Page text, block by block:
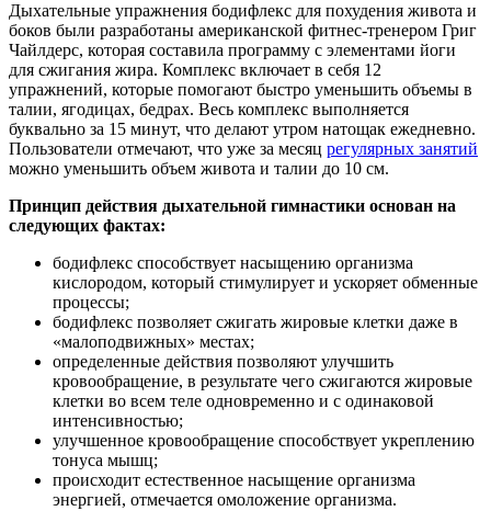
Дыхательные упражнения бодифлекс для похудения живота и
боков были разработаны американской фитнес-тренером Григ
Чайлдерс, которая составила программу с элементами йоги
для сжигания жира. Комплекс включает в себя 12
упражнений, которые помогают быстро уменьшить объемы в
талии, ягодицах, бедрах. Весь комплекс выполняется
буквально за 15 минут, что делают утром натощак ежедневно.
Пользователи отмечают, что уже за месяц регулярных занятий
можно уменьшить объем живота и талии до 10 см.
Принцип действия дыхательной гимнастики основан на
следующих фактах:
бодифлекс способствует насыщению организма
кислородом, который стимулирует и ускоряет обменные
процессы;
бодифлекс позволяет сжигать жировые клетки даже в
«малоподвижных» местах;
определенные действия позволяют улучшить
кровообращение, в результате чего сжигаются жировые
клетки во всем теле одновременно и с одинаковой
интенсивностью;
улучшенное кровообращение способствует укреплению
тонуса мышц;
происходит естественное насыщение организма
энергией, отмечается омоложение организма.